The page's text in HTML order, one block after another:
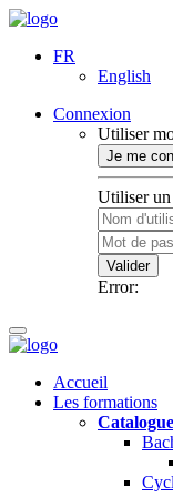
FR
English
Connexion
Utiliser
Je me
Utiliser
Valider
Error:
Accueil
Les formations